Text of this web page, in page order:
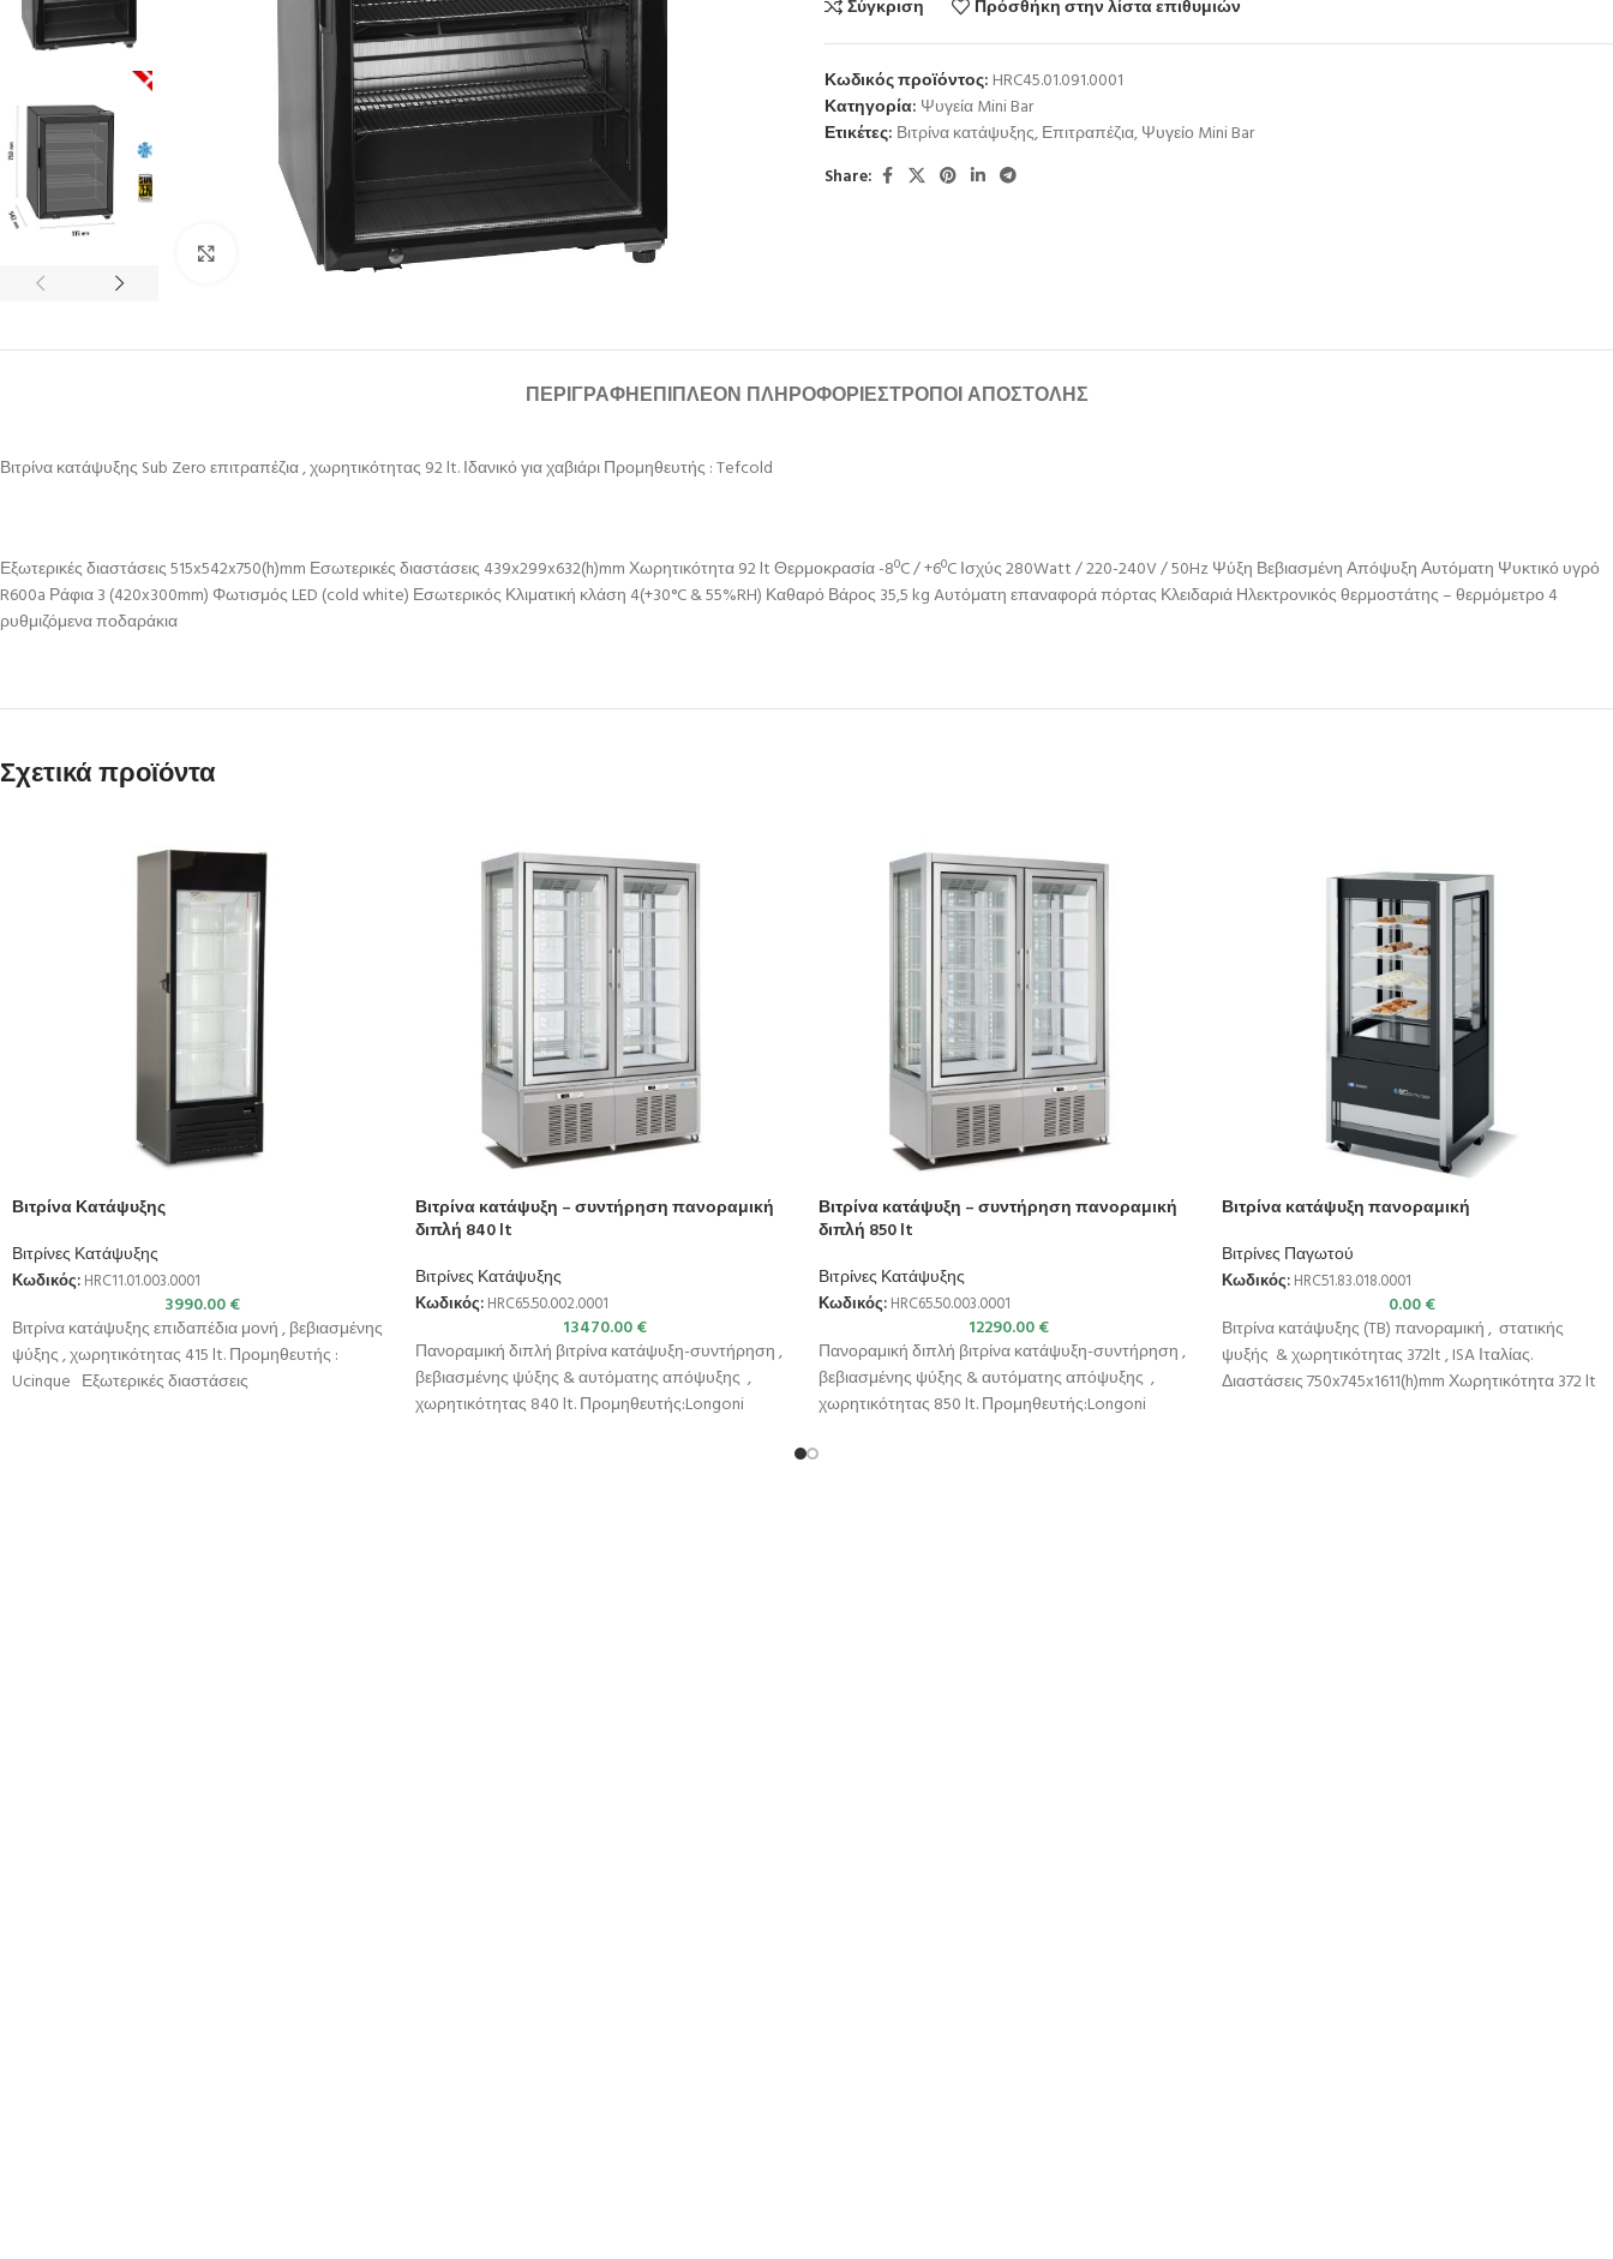
Κλικ για μεγέθυνση
Σύγκριση
Πρόσθήκη στην λίστα επιθυμιών
Κωδικός προϊόντος: HRC45.01.091.0001
Κατηγορία: Ψυγεία Mini Bar
Ετικέτες: Βιτρίνα κατάψυξης,Επιτραπέζια,Ψυγείο Mini Bar
Share:
ΠΕΡΙΓΡΑΦΉΕΠΙΠΛΈΟΝ ΠΛΗΡΟΦΟΡΊΕΣΤΡΌΠΟΙ ΑΠΟΣΤΟΛΉΣ
Βιτρίνα κατάψυξης Sub Zero επιτραπέζια , χωρητικότητας 92 lt. Ιδανικό για χαβιάρι Προμηθευτής : Tefcold
Εξωτερικές διαστάσεις 515x542x750(h)mm Εσωτερικές διαστάσεις 439x299x632(h)mm Χωρητικότητα 92 lt Θερμοκρασία -8ºC / +6ºC Ισχύς 280Watt / 220-240V / 50Hz Ψύξη Βεβιασμένη Απόψυξη Αυτόματη Ψυκτικό υγρό
R600a Ράφια 3 (420x300mm) Φωτισμός LED (cold white) Εσωτερικός Κλιματική κλάση 4(+30°C & 55%RH) Καθαρό Βάρος 35,5 kg Aυτόματη επαναφορά πόρτας Κλειδαριά Ηλεκτρονικός θερμοστάτης – θερμόμετρο 4
ρυθμιζόμενα ποδαράκια
Σχετικά προϊόντα
Βιτρίνα Κατάψυξης
Βιτρίνες Κατάψυξης
Κωδικός: HRC11.01.003.0001
3990.00€
Βιτρίνα κατάψυξης επιδαπέδια μονή , βεβιασμένης
ψύξης , χωρητικότητας 415 lt. Προμηθευτής :
Ucinque Εξωτερικές διαστάσεις
Βιτρίνα κατάψυξη – συντήρηση πανοραμική
διπλή 840 lt
Βιτρίνες Κατάψυξης
Κωδικός: HRC65.50.002.0001
13470.00€
Πανοραμική διπλή βιτρίνα κατάψυξη-συντήρηση ,
βεβιασμένης ψύξης & αυτόματης απόψυξης ,
χωρητικότητας 840 lt. Προμηθευτής:Longoni
Βιτρίνα κατάψυξη – συντήρηση πανοραμική
διπλή 850 lt
Βιτρίνες Κατάψυξης
Κωδικός: HRC65.50.003.0001
12290.00€
Πανοραμική διπλή βιτρίνα κατάψυξη-συντήρηση ,
βεβιασμένης ψύξης & αυτόματης απόψυξης ,
χωρητικότητας 850 lt. Προμηθευτής:Longoni
Βιτρίνα κατάψυξη πανοραμική
Βιτρίνες Παγωτού
Κωδικός: HRC51.83.018.0001
0.00€
Βιτρίνα κατάψυξης (TB) πανοραμική , στατικής
ψυξής & χωρητικότητας 372lt , ISA Ιταλίας.
Διαστάσεις 750x745x1611(h)mm Χωρητικότητα 372 lt